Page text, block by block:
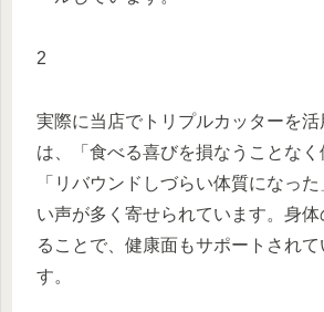
2
実際に当店でトリプルカッターを活
は、「食べる喜びを損なうことなく
「リバウンドしづらい体質になっ
い声が多く寄せられています。身体
ることで、健康面もサポートされ
す。